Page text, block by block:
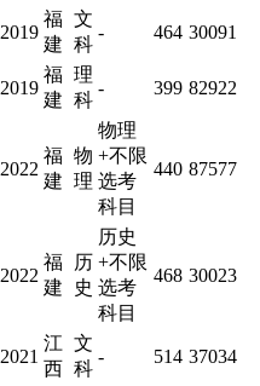
2019
福
建
文
科
- 464 30091
2019
福
建
理
科
- 399 82922
2022
福
建
物
理
物理
+不限
选考
科目
440 87577
2022
福
建
历
史
历史
+不限
选考
科目
468 30023
2021
江
西
文
科
- 514 37034